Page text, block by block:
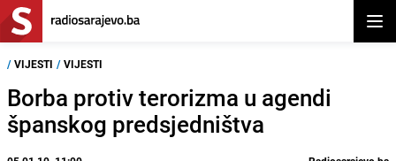
/ VIJESTI / VIJESTI
Borba protiv terorizma u agendi
španskog predsjedništva